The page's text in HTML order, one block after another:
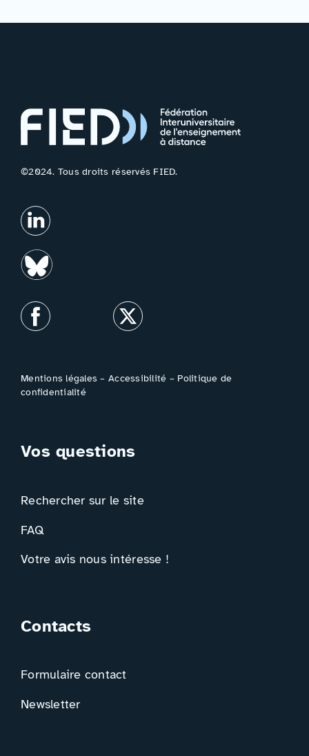
©2024. Tous droits réservés FIED.
Mentions légales –Accessibilité – Politique de
confidentialité
Vos questions
Rechercher sur le site
FAQ
Votre avis nous intéresse !
Contacts
Formulaire contact
Newsletter